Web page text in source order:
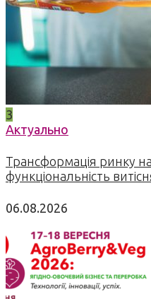
3
Актуально
Трансформація ринку
функціональність
06.08.2026